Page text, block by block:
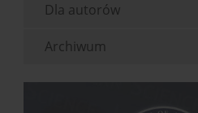
Dla autorów
Archiwum